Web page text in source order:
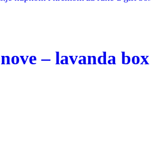
– lavanda box